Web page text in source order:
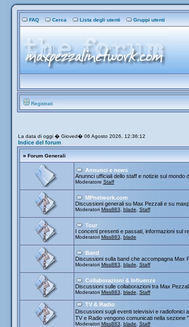
FAQ Cerca Lista degli utenti Gruppi utenti
Registrati
La data di oggi � Gioved� 06 Agosto 2026, 12:36:12
Indice del forum
¤ Forum Generali
Annunci e news
Anunnci ufficiali dello staff e notizie sul mondo
Moderatore Staff
MPnetwork.com
Discussioni generali su Max Pezzali e su
Moderatori Miss883 blade Staff
Tour
I concerti presenti e passati, informazioni sul
Moderatori Miss883 blade
Band
Discussioni sulla band che accompagna Max
Moderatori Miss883 blade Staff
Collaborazioni & Influenze
Discussioni sulle collaborazioni tra Max
Moderatori Miss883 blade Staff
TV & Radio
Discussioni sugli eventi televisivi e radiofonici
TV e Radio vengono comunicati nella sezione
Moderatori Miss883 blade Staff